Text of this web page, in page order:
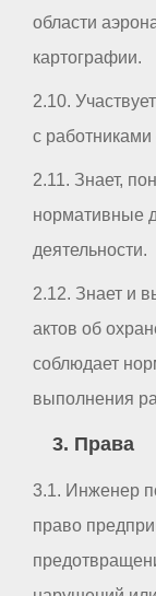
области
картографии.
2.10.
с
2.11. Знает,
нормативные
деятельности.
2.12. Знает и
актов об
соблюдает
выполнения
3. Права
3.1. Инженер
право